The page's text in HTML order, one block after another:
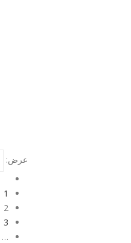
عرض:
1
2
3
…